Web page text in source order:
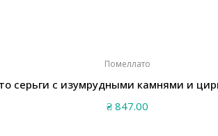
Помеллато
серьги с изумрудными камнями и
₴847.00